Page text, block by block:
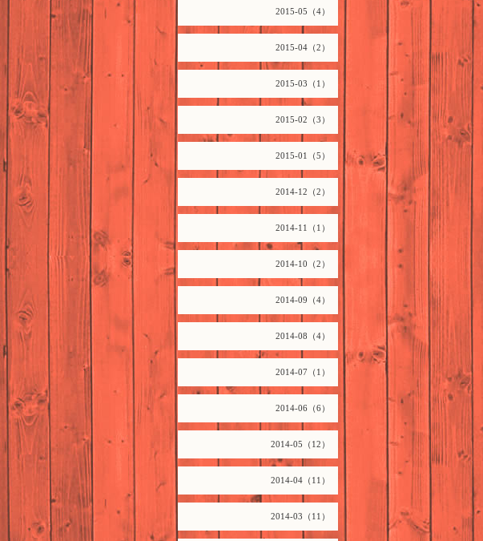
2015-05（4）
2015-04（2）
2015-03（1）
2015-02（3）
2015-01（5）
2014-12（2）
2014-11（1）
2014-10（2）
2014-09（4）
2014-08（4）
2014-07（1）
2014-06（6）
2014-05（12）
2014-04（11）
2014-03（11）